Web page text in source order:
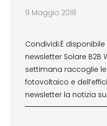
9 Maggio 2018
Condividi:È
newsletter Solare B2B
settimana raccoglie
fotovoltaico e
newsletter la notizia